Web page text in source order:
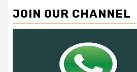
JOIN OUR CHANNEL